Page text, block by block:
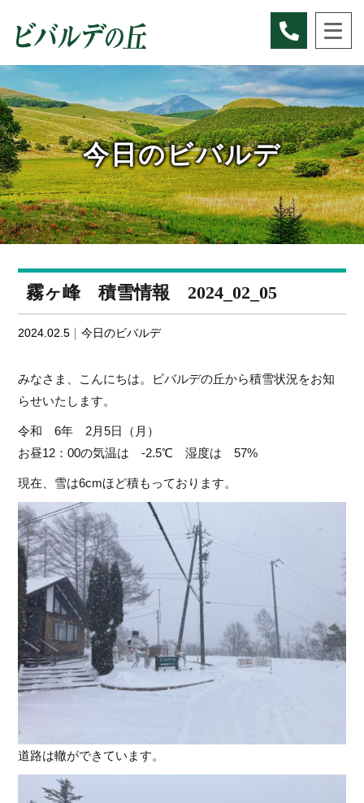
今日のビバルデ
霧ヶ峰 積雪情報 2024_02_05
2024.02.5 今日のビバルデ
みなさま、こんにちは。ビバルデの丘から積雪状況をお知
らせいたします。
令和 6年 2月5日（月）
お昼12：00の気温は -2.5℃ 湿度は 57%
現在、雪は6cmほど積もっております。
道路は轍ができています。